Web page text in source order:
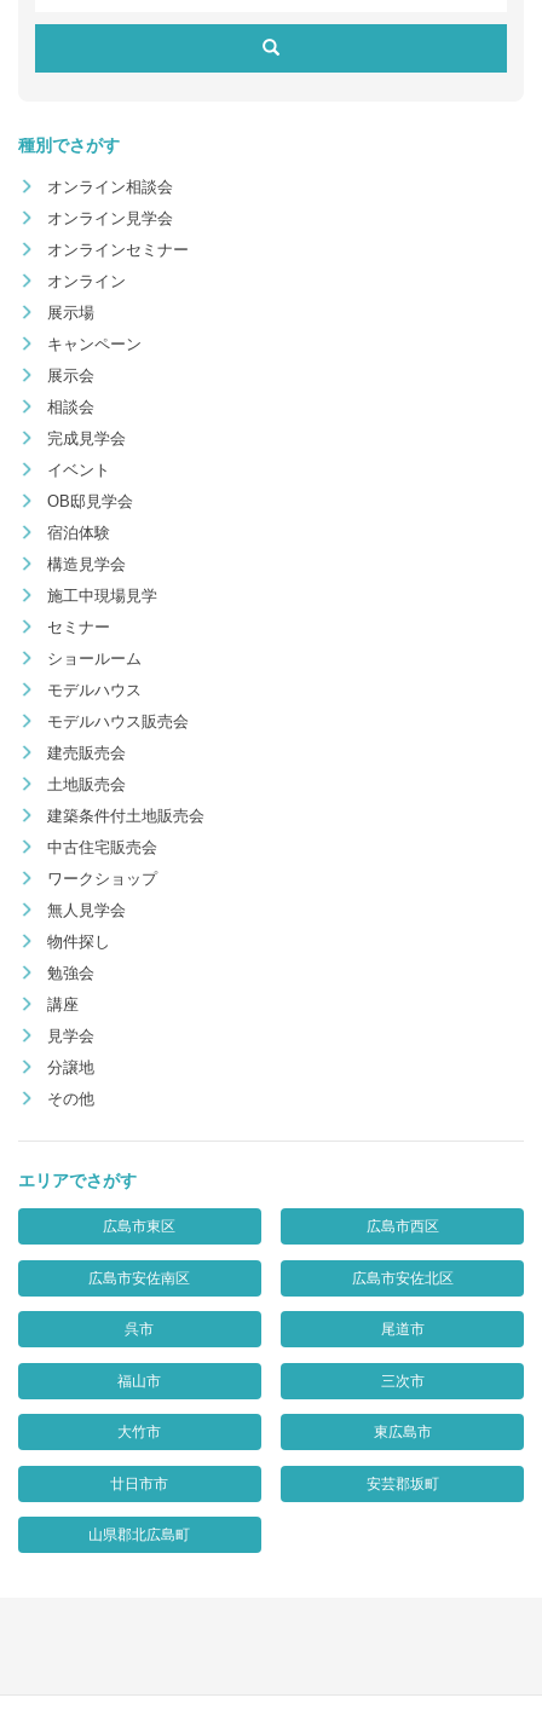
種別でさがす
オンライン相談会
オンライン見学会
オンラインセミナー
オンライン
展示場
キャンペーン
展示会
相談会
完成見学会
イベント
OB邸見学会
宿泊体験
構造見学会
施工中現場見学
セミナー
ショールーム
モデルハウス
モデルハウス販売会
建売販売会
土地販売会
建築条件付土地販売会
中古住宅販売会
ワークショップ
無人見学会
物件探し
勉強会
講座
見学会
分譲地
その他
エリアでさがす
広島市東区 広島市西区
広島市安佐南区 広島市安佐北区
呉市 尾道市
福山市 三次市
大竹市 東広島市
廿日市市 安芸郡坂町
山県郡北広島町